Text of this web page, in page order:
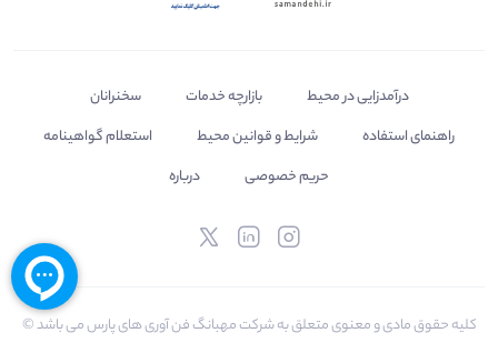
درآمدزایی در محیط بازارچه خدمات
سخنرانان
راهنمای استفاده
شرایط و قوانین محیط
استعلام گواهینامه
حریم خصوصی
درباره
کلیه حقوق مادی و معنوی متعلق به شرکت مهبانگ فن آوری های پارس می باشد ©